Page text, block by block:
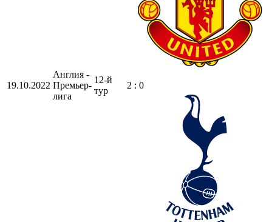
19.10.2022
Англия -
Премьер-
лига
12-й
тур
2 : 0